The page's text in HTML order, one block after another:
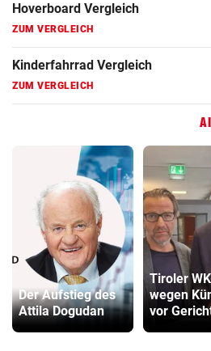
Hoverboard Vergleich
ZUM VERGLEICH
Kinderfahrrad Vergleich
ZUM VERGLEICH
Der Aufstieg des
Attila Dogudan
Tiroler
wegen
vor